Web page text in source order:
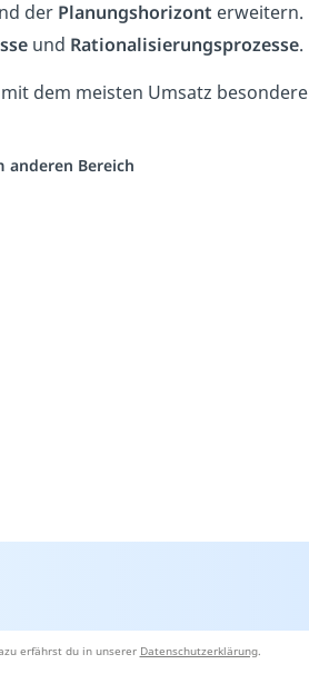
der Planungshorizont erweitern.
und Rationalisierungsprozesse.
dem meisten Umsatz besondere
anderen Bereich
erfährst du in unserer Datenschutzerklärung.